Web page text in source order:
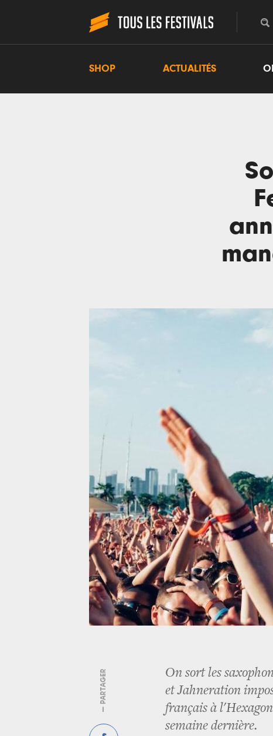
SHOP ACTUALITÉS
— PARTAGER
On sort les
et Jahneration
français à
semaine dernière.